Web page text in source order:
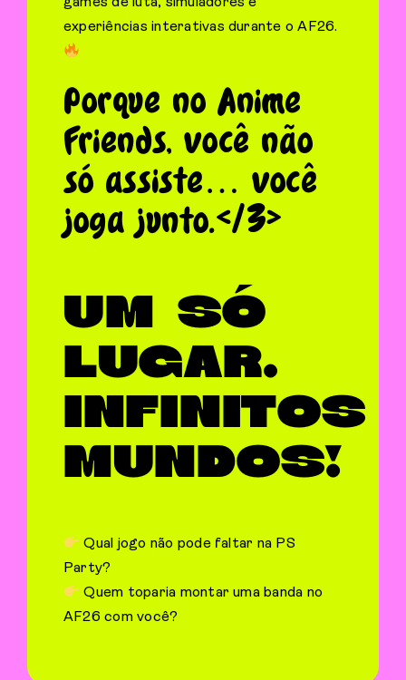
games de luta, simuladores e
experiências interativas durante o AF26.
Porque no Anime
Friends, você não
só assiste… você
joga junto.</3>
UM SÓ
LUGAR.
INFINITOS
MUNDOS!
Qual jogo não pode faltar na PS
Party?
Quem toparia montar uma banda no
AF26 com você?